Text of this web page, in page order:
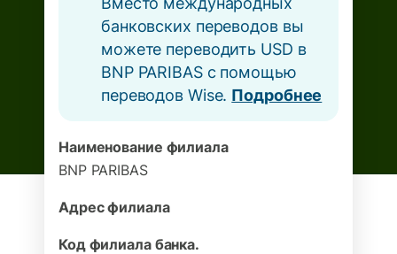
банковских переводов вы
можете переводить USD в
BNP PARIBAS с помощью
переводов Wise. Подробнее
Наименование филиала
BNP PARIBAS
Адрес филиала
Код филиала банка.